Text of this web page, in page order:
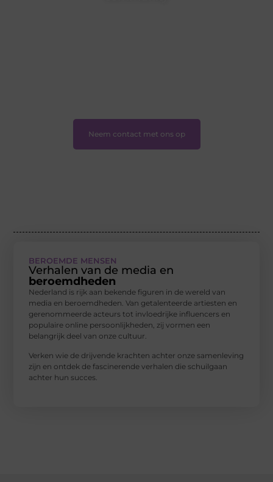
Neem contact met ons op
BEROEMDE MENSEN
Verhalen van de media en
beroemdheden
Nederland is rijk aan bekende figuren in de wereld van
media en beroemdheden. Van getalenteerde artiesten en
gerenommeerde acteurs tot invloedrijke influencers en
populaire online persoonlijkheden, zij vormen een
belangrijk deel van onze cultuur.
Verken wie de drijvende krachten achter onze samenleving
zijn en ontdek de fascinerende verhalen die schuilgaan
achter hun succes.